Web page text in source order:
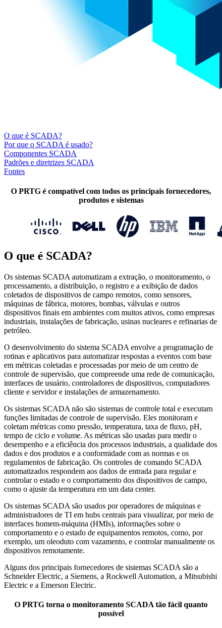
O que é SCADA?
Por que o SCADA é usado?
Componentes SCADA
Padrões e diretrizes SCADA
Fontes
O PRTG é compatível com todos os principais fornecedores,
produtos e sistemas
O que é SCADA?
Os sistemas SCADA automatizam a extração, o monitoramento, o
processamento, a distribuição, o registro e a exibição de dados
coletados de dispositivos de campo remotos, como sensores,
máquinas de fábrica, motores, bombas, válvulas e outros
dispositivos finais em ambientes com muitos ativos, como empresas
industriais, instalações de fabricação, usinas nucleares e refinarias de
petróleo.
O desenvolvimento do sistema SCADA envolve a programação de
rotinas e aplicativos para automatizar respostas a eventos com base
em métricas coletadas e processadas por meio de um centro de
controle de supervisão, que compreende uma rede de comunicação,
interfaces de usuário, controladores de dispositivos, computadores
cliente e servidor e instalações de armazenamento.
Os sistemas SCADA não são sistemas de controle total e executam
funções limitadas de controle de supervisão. Eles monitoram e
coletam métricas como pressão, temperatura, taxa de fluxo, pH,
tempo de ciclo e volume. As métricas são usadas para medir o
desempenho e a eficiência dos processos industriais, a qualidade dos
dados e dos produtos e a conformidade com as normas e os
regulamentos de fabricação. Os controles de comando SCADA
automatizados respondem aos dados de entrada para regular e
controlar o estado e o comportamento dos dispositivos de campo,
como o ajuste da temperatura em um data center.
Os sistemas SCADA são usados por operadores de máquinas e
administradores de TI em hubs centrais para visualizar, por meio de
interfaces homem-máquina (HMIs), informações sobre o
comportamento e o estado de equipamentos remotos, como, por
exemplo, um oleoduto com vazamento, e controlar manualmente os
dispositivos remotamente.
Alguns dos principais fornecedores de sistemas SCADA são a
Schneider Electric, a Siemens, a Rockwell Automation, a Mitsubishi
Electric e a Emerson Electric.
O PRTG torna o monitoramento SCADA tão fácil quanto
possível